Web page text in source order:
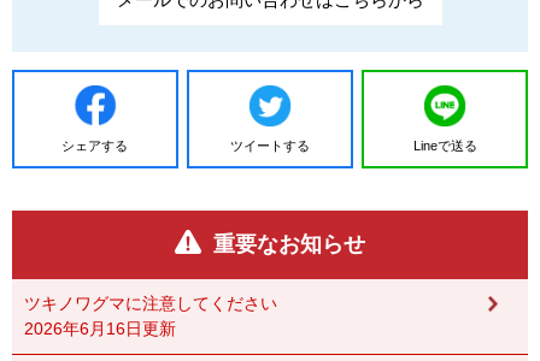
シェアする ツイートする Lineで送る
重要なお知らせ
ツキノワグマに注意してください
2026年6月16日更新